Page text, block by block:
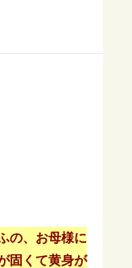
の、お母様に
固くて黄身が